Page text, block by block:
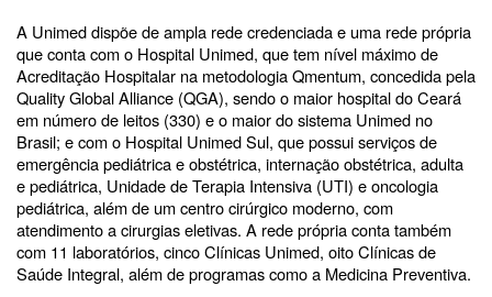
A Unimed dispõe de ampla rede credenciada e uma rede própria
que conta com o Hospital Unimed, que tem nível máximo de
Acreditação Hospitalar na metodologia Qmentum, concedida pela
Quality Global Alliance (QGA), sendo o maior hospital do Ceará
em número de leitos (330) e o maior do sistema Unimed no
Brasil; e com o Hospital Unimed Sul, que possui serviços de
emergência pediátrica e obstétrica, internação obstétrica, adulta
e pediátrica, Unidade de Terapia Intensiva (UTI) e oncologia
pediátrica, além de um centro cirúrgico moderno, com
atendimento a cirurgias eletivas. A rede própria conta também
com 11 laboratórios, cinco Clínicas Unimed, oito Clínicas de
Saúde Integral, além de programas como a Medicina Preventiva.